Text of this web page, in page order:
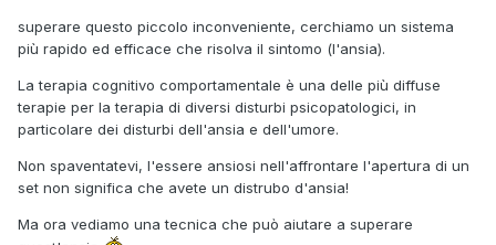
superare questo piccolo inconveniente, cerchiamo un sistema
più rapido ed efficace che risolva il sintomo (l'ansia).
La terapia cognitivo comportamentale è una delle più diffuse
terapie per la terapia di diversi disturbi psicopatologici, in
particolare dei disturbi dell'ansia e dell'umore.
Non spaventatevi, l'essere ansiosi nell'affrontare l'apertura di un
set non significa che avete un distrubo d'ansia!
Ma ora vediamo una tecnica che può aiutare a superare